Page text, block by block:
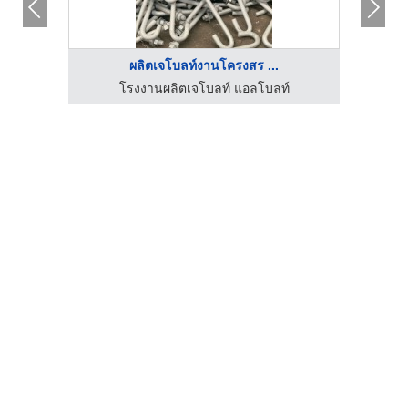
ผลิตเจโบลท์งานโครงสร ...
โรงงานผลิตเจโบลท์ แอลโบลท์